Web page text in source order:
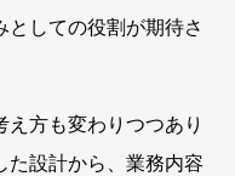
しての役割が期待さ
方も変わりつつあり
た設計から、業務内容